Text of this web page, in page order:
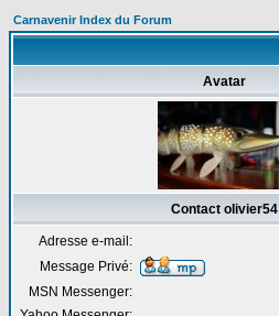
Carnavenir Index du Forum
Avatar
Contact olivier54
Adresse e-mail:
Message Privé:
MSN Messenger: